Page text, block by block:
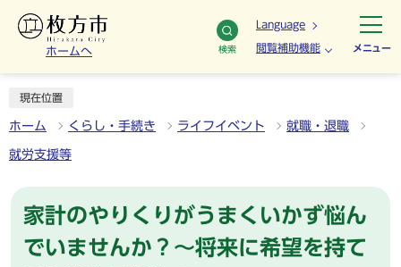
ホームへ 検索
Language
閲覧補助機能 メニュー
現在位置
ホーム くらし・手続き ライフイベント 就職・退職
就労支援等
家計のやりくりがうまくいかず悩ん
でいませんか？～将来に希望を持て